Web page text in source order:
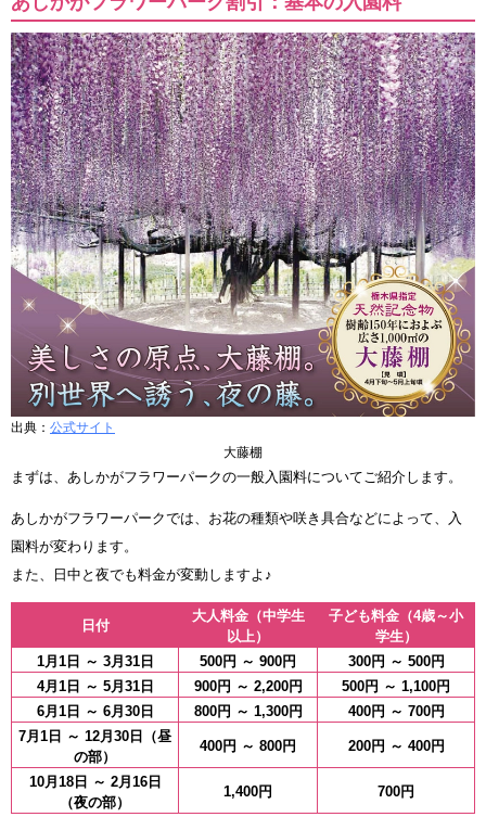
出典： 公式サイト
大藤棚
まずは、あしかがフラワーパークの一般入園料についてご紹介します。
あしかがフラワーパークでは、お花の種類や咲き具合などによって、入
園料が変わります。
また、日中と夜でも料金が変動しますよ♪
日付
大人料金（中学生
以上）
子ども料金（4歳～小
学生）
1月1日 ～ 3月31日
500円 ～ 900円
300円 ～ 500円
4月1日 ～ 5月31日
900円 ～ 2,200円
500円 ～ 1,100円
6月1日 ～ 6月30日
800円 ～ 1,300円
400円 ～ 700円
7月1日 ～ 12月30日（昼
の部）
400円 ～ 800円 200円 ～ 400円
10月18日 ～ 2月16日
（夜の部）
1,400円 700円